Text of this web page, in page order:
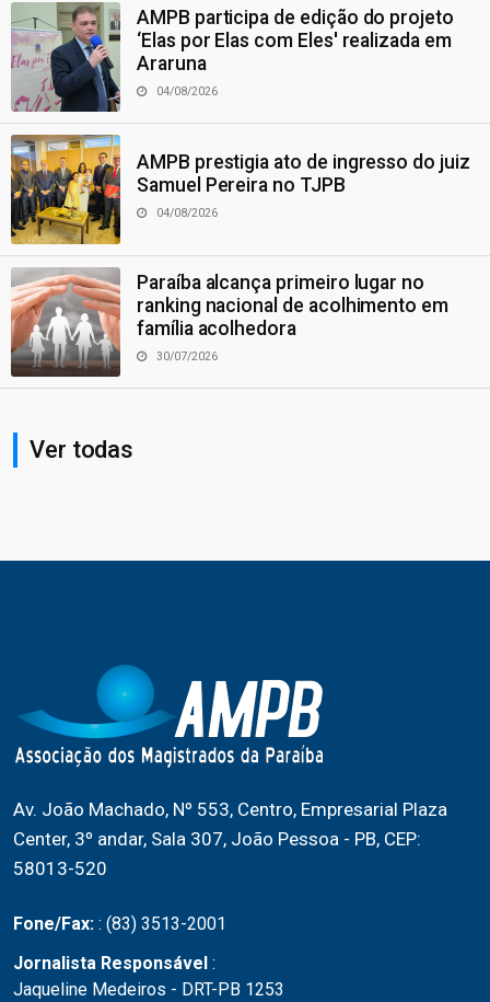
AMPB participa de edição do projeto
‘Elas por Elas com Eles' realizada em
Araruna
04/08/2026
AMPB prestigia ato de ingresso do juiz
Samuel Pereira no TJPB
04/08/2026
Paraíba alcança primeiro lugar no
ranking nacional de acolhimento em
família acolhedora
30/07/2026
Ver todas
Av. João Machado, Nº 553, Centro, Empresarial Plaza
Center, 3º andar, Sala 307, João Pessoa - PB, CEP:
58013-520
Fone/Fax: : (83) 3513-2001
Jornalista Responsável :
Jaqueline Medeiros - DRT-PB 1253